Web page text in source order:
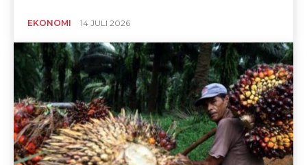
EKONOMI 14 JULI 2026